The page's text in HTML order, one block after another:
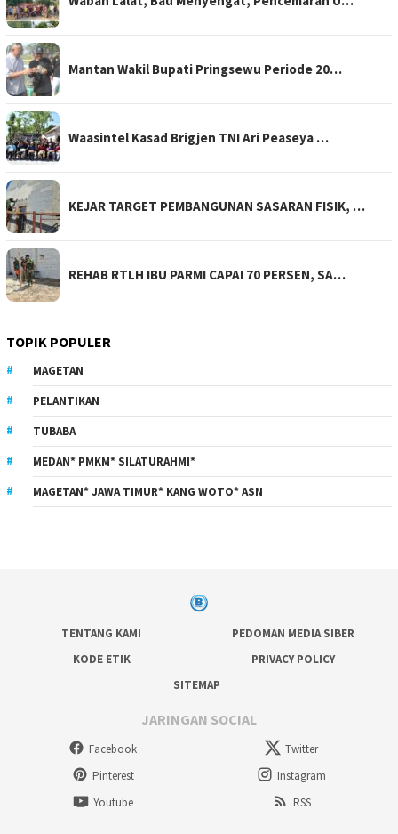
Mantan Wakil Bupati Pringsewu Periode 20…
Waasintel Kasad Brigjen TNI Ari Peaseya …
KEJAR TARGET PEMBANGUNAN SASARAN FISIK, …
REHAB RTLH IBU PARMI CAPAI 70 PERSEN, SA…
TOPIK POPULER
MAGETAN
PELANTIKAN
TUBABA
MEDAN* PMKM* SILATURAHMI*
MAGETAN* JAWA TIMUR* KANG WOTO* ASN
TENTANG KAMI
PEDOMAN MEDIA SIBER
KODE ETIK
PRIVACY POLICY
SITEMAP
JARINGAN SOCIAL
Facebook
Twitter
Pinterest
Instagram
Youtube
RSS